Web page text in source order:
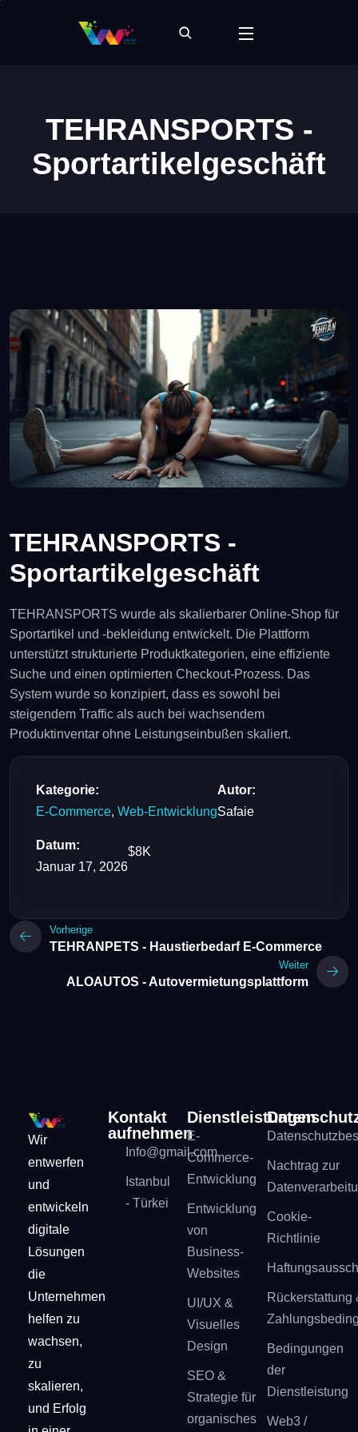
TEHRANSPORTS -
Sportartikelgeschäft
TEHRANSPORTS -
Sportartikelgeschäft
TEHRANSPORTS wurde als skalierbarer Online-Shop für
Sportartikel und -bekleidung entwickelt. Die Plattform
unterstützt strukturierte Produktkategorien, eine effiziente
Suche und einen optimierten Checkout-Prozess. Das
System wurde so konzipiert, dass es sowohl bei
steigendem Traffic als auch bei wachsendem
Produktinventar ohne Leistungseinbußen skaliert.
Kategorie:
E-Commerce, Web-Entwicklung
Autor:
Safaie
Datum:
Januar 17, 2026
$8K
Vorherige
TEHRANPETS - Haustierbedarf E-Commerce
Weiter
ALOAUTOS - Autovermietungsplattform
Wir
entwerfen
und
entwickeln
digitale
Lösungen
die
Unternehmen
helfen zu
wachsen,
zu
skalieren,
und Erfolg
Kontakt
aufnehmen
Info@gmail.com
Istanbul
- Türkei
Dienstleistungen
E-
Commerce-
Entwicklung
Entwicklung
von
Business-
Websites
UI/UX &
Visuelles
Design
SEO &
Strategie für
organisches
Nachtrag zur
Cookie-
Richtlinie
Rückerstattung
Bedingungen
der
Dienstleistung
Web3 /